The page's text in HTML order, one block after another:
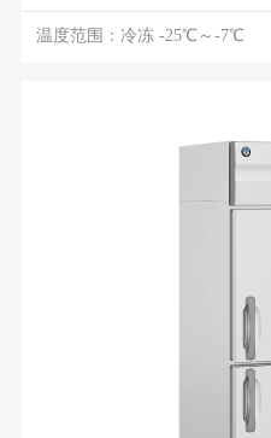
温度范围：冷冻 -25℃～-7℃